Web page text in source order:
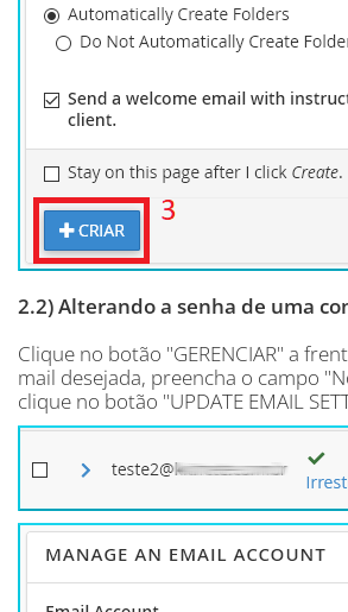
2.2) Alterando a senha de uma
Clique no botão "GERENCIAR" a
mail desejada, preencha o campo
clique no botão "UPDATE EMAIL